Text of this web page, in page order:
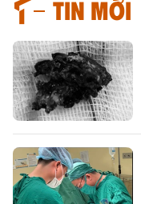
Tin mới